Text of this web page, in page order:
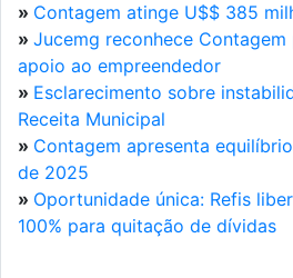
» Contagem atinge U$$ 385
» Jucemg reconhece
apoio ao empreendedor
» Esclarecimento sobre
Receita Municipal
» Contagem apresenta
de 2025
» Oportunidade única: Refis
100% para quitação de dívidas